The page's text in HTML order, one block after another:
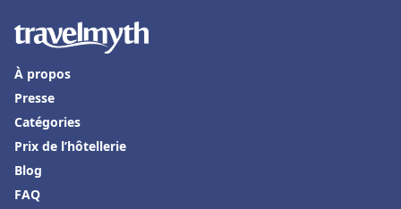
À propos
Presse
Catégories
Prix de l’hôtellerie
Blog
FAQ